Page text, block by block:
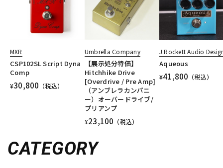
MXR
CSP102SL Script Dyna
Comp
¥30,800 （税込）
Umbrella Company
【展示処分特価】
Hitchhike Drive
[Overdrive / Pre Amp]
（アンブレラカンパニ
ー）オーバードライブ/
プリアンプ
¥23,100 （税込）
J.Rockett Audio
Aqueous
¥41,800 （税込）
CATEGORY